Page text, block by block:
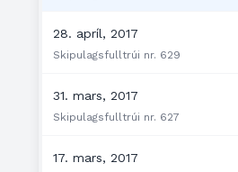
28. apríl, 2017
Skipulagsfulltrúi nr. 629
31. mars, 2017
Skipulagsfulltrúi nr. 627
17. mars, 2017